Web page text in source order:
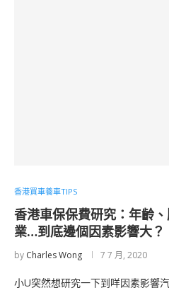
香港買車養車TIPS
香港車保保費研究：年齡
業…到底邊個因素影響大？
by Charles Wong 7 7 月, 2020
小U突然想研究一下到咩因素影響